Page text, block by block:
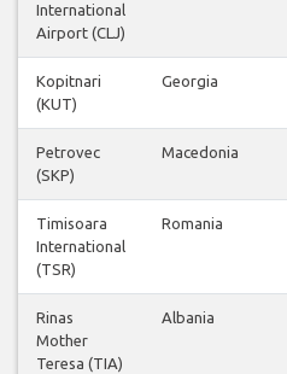
International
Airport (CLJ)
Kopitnari
(KUT)
Georgia
Petrovec
(SKP)
Macedonia
Timisoara
International
(TSR)
Romania
Rinas
Mother
Teresa (TIA)
Albania